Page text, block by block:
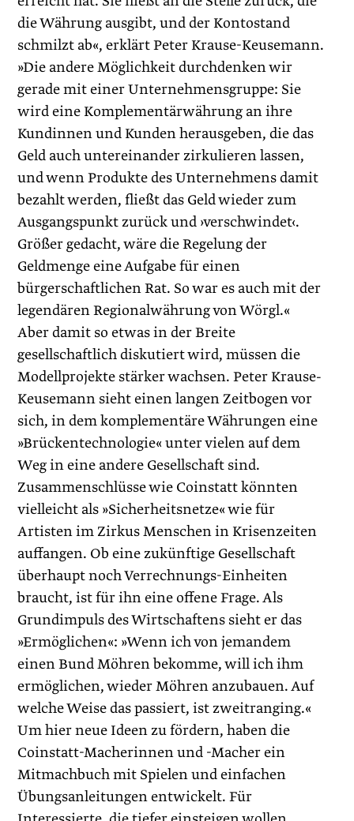
die Währung ausgibt, und der Kontostand
schmilzt ab«, erklärt Peter Krause-Keusemann.
»Die andere Möglichkeit durchdenken wir
gerade mit einer Unternehmensgruppe: Sie
wird eine Komplementärwährung an ihre
Kundinnen und Kunden herausgeben, die das
Geld auch untereinander zirkulieren lassen,
und wenn Produkte des Unternehmens damit
bezahlt werden, fließt das Geld wieder zum
Ausgangspunkt zurück und ›verschwindet‹.
Größer gedacht, wäre die ­Regelung der
Geldmenge eine Aufgabe für einen
bürgerschaftlichen Rat. So war es auch mit der
legendären Regionalwährung von Wörgl.«
Aber damit so etwas in der Breite
gesellschaftlich diskutiert wird, müssen die
Modellprojekte stärker wachsen. Peter Krause-
Keusemann sieht einen langen Zeitbogen vor
sich, in dem komplementäre Währungen eine
»Brückentechnologie« unter vielen auf dem
Weg in eine andere Gesellschaft sind.
Zusammenschlüsse wie Coinstatt könnten
vielleicht als »Sicherheitsnetze« wie für
Artisten im Zirkus Menschen in Krisenzeiten
auffangen. Ob eine zukünftige Gesellschaft
überhaupt noch Verrechnungs-Einheiten
braucht, ist für ihn eine offene Frage. Als
Grundimpuls des Wirtschaftens sieht er das
»Ermöglichen«: »Wenn ich von jemandem
einen Bund Möhren bekomme, will ich ihm
ermöglichen, wieder Möhren anzubauen. Auf
welche Weise das passiert, ist zweitranging.«
Um hier neue Ideen zu fördern, haben die
Coinstatt-Macherinnen und -Macher ein
Mitmachbuch mit Spielen und einfachen
Übungsanleitungen entwickelt. Für